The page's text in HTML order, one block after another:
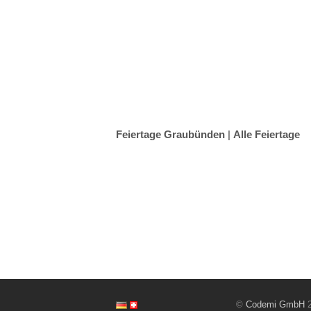
Feiertage Graubünden | Alle Feiertage
©Codemi GmbH